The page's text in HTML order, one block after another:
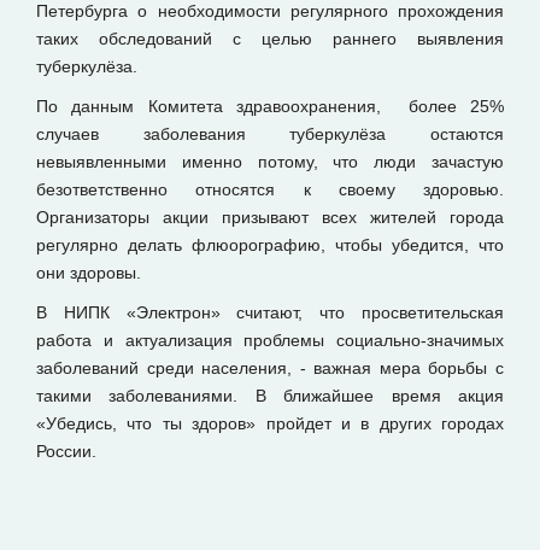
Петербурга о необходимости регулярного прохождения
таких обследований с целью раннего выявления
туберкулёза.
По данным Комитета здравоохранения, более 25%
случаев заболевания туберкулёза остаются
невыявленными именно потому, что люди зачастую
безответственно относятся к своему здоровью.
Организаторы акции призывают всех жителей города
регулярно делать флюорографию, чтобы убедится, что
они здоровы.
В НИПК «Электрон» считают, что просветительская
работа и актуализация проблемы социально-значимых
заболеваний среди населения, - важная мера борьбы с
такими заболеваниями. В ближайшее время акция
«Убедись, что ты здоров» пройдет и в других городах
России.